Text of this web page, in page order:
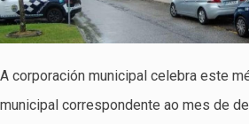
A corporación municipal celebra este
municipal correspondente ao mes de